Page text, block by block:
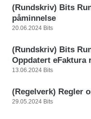
(Rundskriv) Bits
påminnelse
20.06.2024 Bits
(Rundskriv) Bits
Oppdatert eFaktura
13.06.2024 Bits
(Regelverk) Regler
29.05.2024 Bits